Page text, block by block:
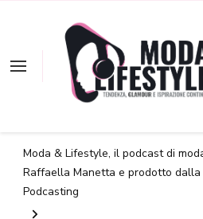
Moda & Lifestyle, il podcast di
Raffaella Manetta e prodotto dalla
Podcasting